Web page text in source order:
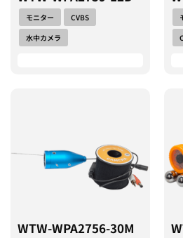
モニター
CVBS
水中カメラ
WTW-WPA2756-30M